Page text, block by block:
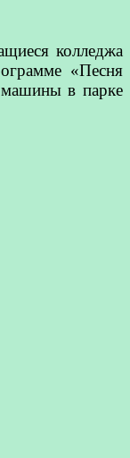
колледжа
«Песня
машины в парке